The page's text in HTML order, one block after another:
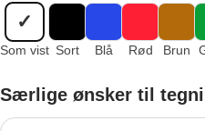
✓
Som vist Sort Blå Rød Brun
Særlige ønsker til